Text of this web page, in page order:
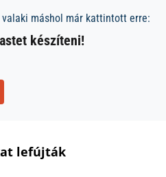
valaki máshol már kattintott erre:
készíteni!
lefújták